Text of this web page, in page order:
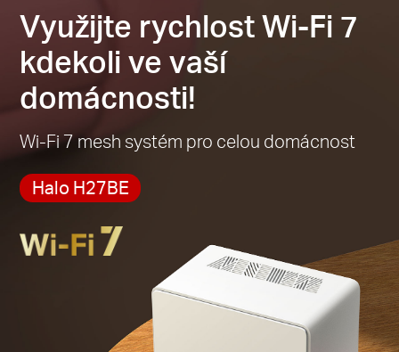
Využijte rychlost Wi-Fi 7
kdekoli ve vaší
domácnosti!
Wi-Fi 7 mesh systém pro celou domácnost
Halo H27BE